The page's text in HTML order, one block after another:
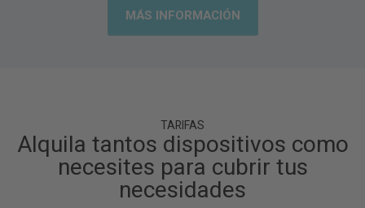
MÁS INFORMACIÓN
TARIFAS
Alquila tantos dispositivos como
necesites para cubrir tus
necesidades